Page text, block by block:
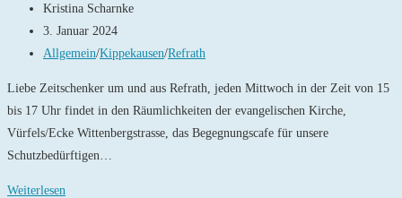
für
die
Ukraine
Beitrags-
Autor:
Kristina Scharnke
Beitrag
veröffentlicht:
3. Januar 2024
Beitrags-
Allgemein/Kippekausen/Refrath
Liebe Zeitschenker um und aus Refrath, jeden Mittwoch in der Zeit von 15
bis 17 Uhr findet in den Räumlichkeiten der evangelischen Kirche,
Vürfels/Ecke Wittenbergstrasse, das Begegnungscafe für unsere
Schutzbedürftigen…
Weiterlesen